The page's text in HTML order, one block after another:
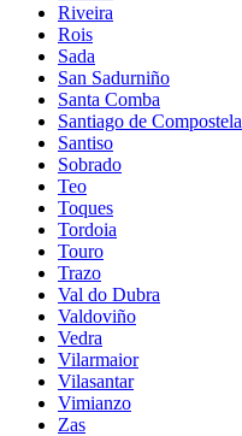
Riveira
Rois
Sada
San Sadurniño
Santa Comba
Santiago de Compostela
Santiso
Sobrado
Teo
Toques
Tordoia
Touro
Trazo
Val do Dubra
Valdoviño
Vedra
Vilarmaior
Vilasantar
Vimianzo
Zas